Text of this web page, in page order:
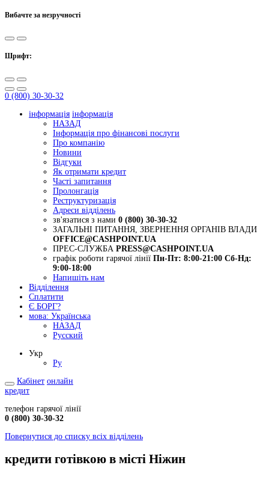
Вибачте за незручності
Шрифт:
0 (800) 30-30-32
інформація інформація
НАЗАД
Інформація про фінансові послуги
Про компанію
Новини
Відгуки
Як отримати кредит
Часті запитання
Пролонгація
Реструктуризація
Адреси відділень
зв'язатися з нами 0 (800) 30-30-32
ЗАГАЛЬНІ ПИТАННЯ, ЗВЕРНЕННЯ ОРГАНІВ ВЛАДИ
OFFICE@CASHPOINT.UA
ПРЕС-СЛУЖБА PRESS@CASHPOINT.UA
графік роботи гарячої лінії Пн-Пт: 8:00-21:00 Сб-Нд:
9:00-18:00
Напишіть нам
Відділення
Сплатити
Є БОРГ?
мова: Українська
НАЗАД
Русский
Укр
Ру
Кабінет онлайн
кредит
телефон гарячої лінії
0 (800) 30-30-32
Повернутися до списку всіх відділень
кредити готівкою в місті Ніжин